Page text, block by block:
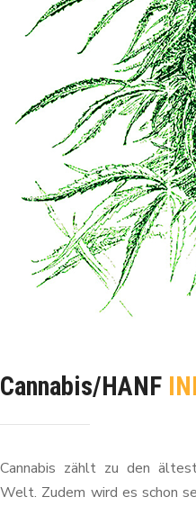
Cannabis/HANF
Cannabis zählt zu den
Welt. Zudem wird es schon